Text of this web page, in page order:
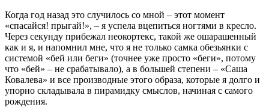
Когда год назад это случилось со мной – этот момент
«спасайся! прыгай!», – я успела вцепиться ногтями в кресло.
Через секунду прибежал неокортекс, такой же ошарашенный
как и я, и напомнил мне, что я не только самка обезьянки с
системой «бей или беги» (точнее уже просто «беги», потому
что «бей» – не срабатывало), а в большей степени – «Саша
Ковалева» и все производные этого образа, которые я долго и
упорно складывала в пирамидку смыслов, начиная с самого
рождения.